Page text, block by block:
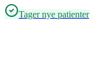
Tager nye patienter